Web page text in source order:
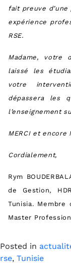
fait preuve
expérience
RSE.
Madame, votre
laissé les
votre
dépassera les
l’enseignement
MERCI et encore
Cordialement,
Rym
de Gestion,
Tunisia. Membre
Master
Posted in
rse, Tunisie